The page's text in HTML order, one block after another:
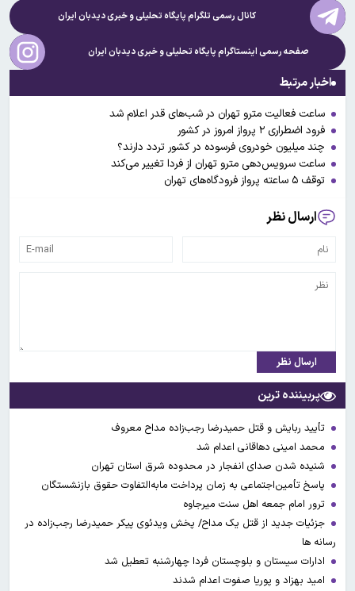
کانال رسمی تلگرام پایگاه تحلیلی و خبریدیدبان ایران
صفحه رسمی اینستاگرام پایگاه تحلیلی و خبریدیدبان ایران
اخبار مرتبط
ساعت فعالیت مترو تهران در شب‌های قدر اعلام شد
فرود اضطراری ۲ پرواز امروز در کشور
چند میلیون خودروی فرسوده در کشور تردد دارند؟
ساعت سرویس‌دهی مترو تهران از فردا تغییر می‌کند
توقف ۵ ساعته پرواز فرودگاه‌های تهران
ارسال نظر
ارسال نظر
پربیننده ترین
تأیید ربایش و قتل حمیدرضا رجب‌زاده مداح معروف
محمد امینی دهاقانی اعدام شد
شنیده شدن صدای انفجار در محدوده شرق استان تهران
پاسخ تأمین‌اجتماعی به زمان پرداخت مابه‌التفاوت حقوق بازنشستگان
ترور امام جمعه اهل سنت میرجاوه
جزئیات جدید از قتل یک مداح/ پخش ویدئوی پیکر حمیدرضا رجب‌زاده در
رسانه ها
ادارات سیستان و بلوچستان فردا چهارشنبه تعطیل شد
امید بهزاد و پوریا صفوت اعدام شدند